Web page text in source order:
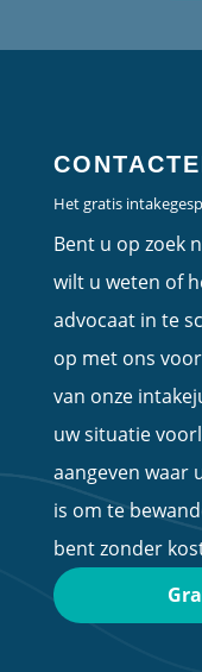
Het gratis
Bent u op zoek
wilt u weten of
advocaat in te
op met ons
van onze
uw situatie
aangeven waar
is om te
bent zonder